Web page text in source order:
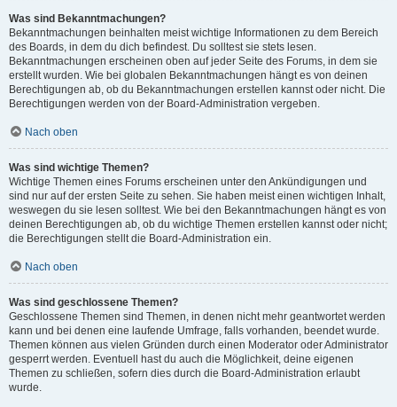
Was sind Bekanntmachungen?
Bekanntmachungen beinhalten meist wichtige Informationen zu dem Bereich
des Boards, in dem du dich befindest. Du solltest sie stets lesen.
Bekanntmachungen erscheinen oben auf jeder Seite des Forums, in dem sie
erstellt wurden. Wie bei globalen Bekanntmachungen hängt es von deinen
Berechtigungen ab, ob du Bekanntmachungen erstellen kannst oder nicht. Die
Berechtigungen werden von der Board-Administration vergeben.
Nach oben
Was sind wichtige Themen?
Wichtige Themen eines Forums erscheinen unter den Ankündigungen und
sind nur auf der ersten Seite zu sehen. Sie haben meist einen wichtigen Inhalt,
weswegen du sie lesen solltest. Wie bei den Bekanntmachungen hängt es von
deinen Berechtigungen ab, ob du wichtige Themen erstellen kannst oder nicht;
die Berechtigungen stellt die Board-Administration ein.
Nach oben
Was sind geschlossene Themen?
Geschlossene Themen sind Themen, in denen nicht mehr geantwortet werden
kann und bei denen eine laufende Umfrage, falls vorhanden, beendet wurde.
Themen können aus vielen Gründen durch einen Moderator oder Administrator
gesperrt werden. Eventuell hast du auch die Möglichkeit, deine eigenen
Themen zu schließen, sofern dies durch die Board-Administration erlaubt
wurde.